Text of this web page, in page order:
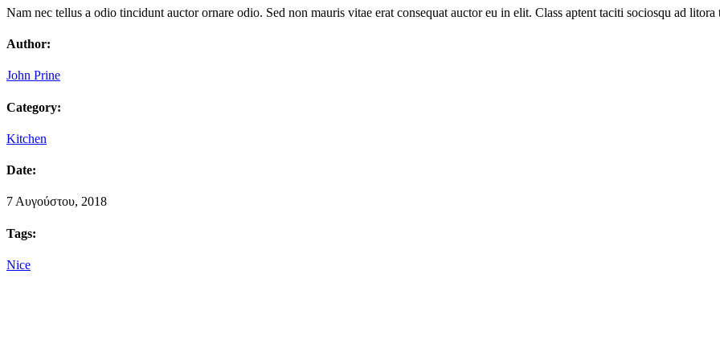
Nam nec tellus a odio tincidunt auctor ornare odio. Sed non mauris vitae erat consequat auctor eu in elit. Class aptent taciti sociosqu ad litora
Author:
John Prine
Category:
Kitchen
Date:
7 Αυγούστου, 2018
Tags:
Nice